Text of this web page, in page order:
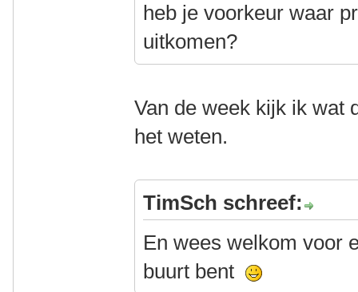
heb je voorkeur waar
uitkomen?
Van de week kijk ik wat
het weten.
TimSch schreef:
En wees welkom voor
buurt bent